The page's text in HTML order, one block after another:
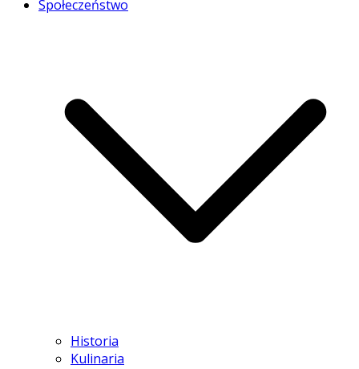
Społeczeństwo
Historia
Kulinaria